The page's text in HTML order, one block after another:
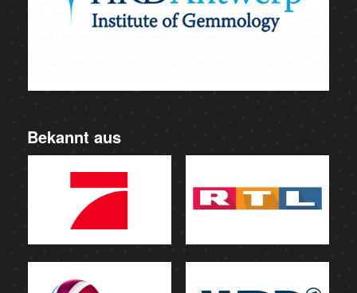
Bekannt aus